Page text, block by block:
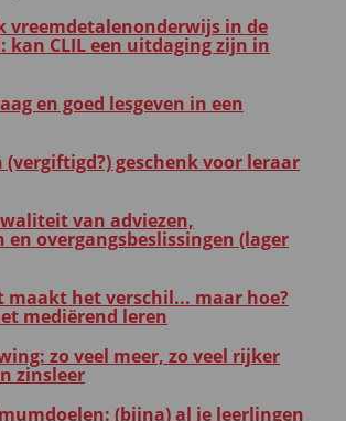
vreemdetalenonderwijs in de
kan CLIL een uitdaging zijn in
en goed lesgeven in een
(vergiftigd?) geschenk voor leraar
van adviezen,
overgangsbeslissingen (lager
maakt het verschil... maar hoe?
mediërend leren
zo veel meer, zo veel rijker
zinsleer
(bijna) al je leerlingen